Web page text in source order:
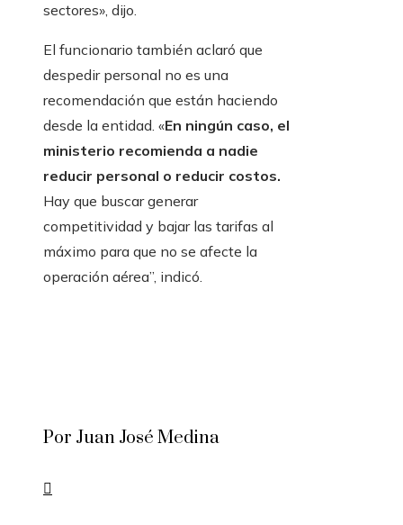
sectores», dijo.
El funcionario también aclaró que
despedir personal no es una
recomendación que están haciendo
desde la entidad. «En ningún caso, el
ministerio recomienda a nadie
reducir personal o reducir costos.
Hay que buscar generar
competitividad y bajar las tarifas al
máximo para que no se afecte la
operación aérea”, indicó.
Por Juan José Medina